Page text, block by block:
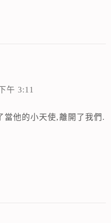
午 3:11
當他的小天使,離開了我們.